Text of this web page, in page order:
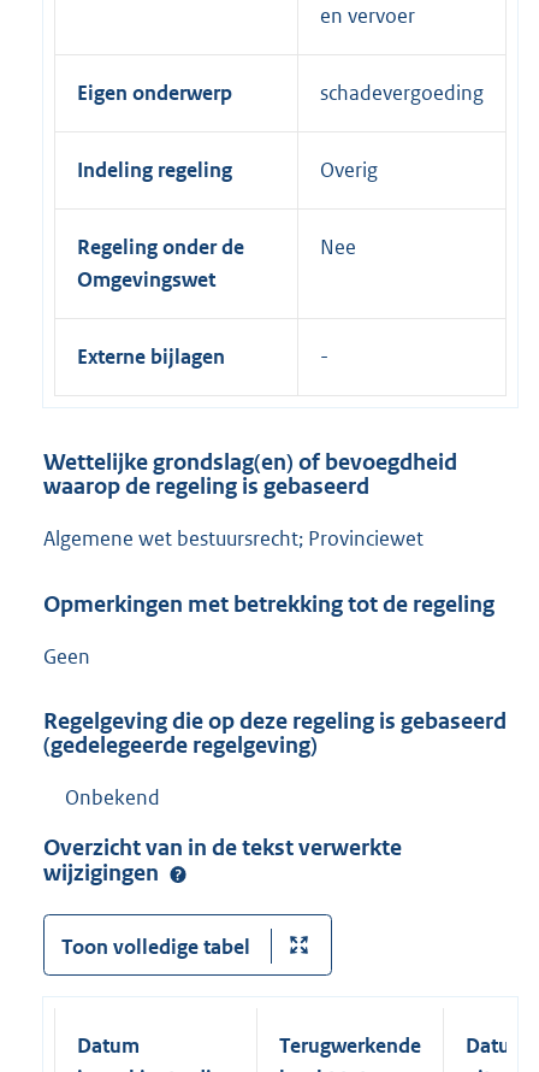
en vervoer
Eigen onderwerp schadevergoeding
Indeling regeling Overig
Regeling onder de
Omgevingswet
Nee
Externe bijlagen
Wettelijke grondslag(en) of bevoegdheid
waarop de regeling is gebaseerd
Algemene wet bestuursrecht; Provinciewet
Opmerkingen met betrekking tot de regeling
Geen
Regelgeving die op deze regeling is gebaseerd
(gedelegeerde regelgeving)
Onbekend
Overzicht van in de tekst verwerkte
wijzigingen
Toon volledige tabel
Datum
Terugwerkende
Datum